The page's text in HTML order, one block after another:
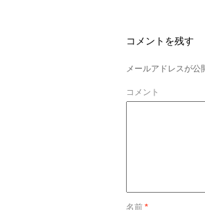
コメントを残す
メールアドレスが公
コメント
名前 *